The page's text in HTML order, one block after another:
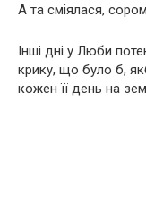
А та сміялася,
Інші дні у Люби
крику, що було б,
кожен її день на